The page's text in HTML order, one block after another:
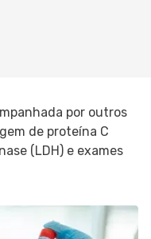
por outros
de proteína C
(LDH) e exames